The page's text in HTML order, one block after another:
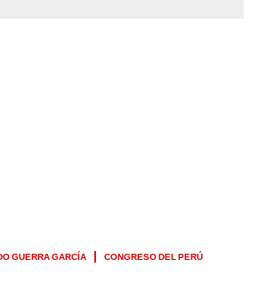
GUERRA GARCÍA
CONGRESO DEL PERÚ